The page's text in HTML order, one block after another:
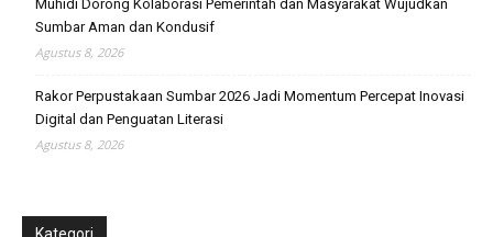
Muhidi Dorong Kolaborasi Pemerintah dan Masyarakat Wujudkan
Sumbar Aman dan Kondusif
Agustus 8, 2026
Rakor Perpustakaan Sumbar 2026 Jadi Momentum Percepat Inovasi
Digital dan Penguatan Literasi
Agustus 8, 2026